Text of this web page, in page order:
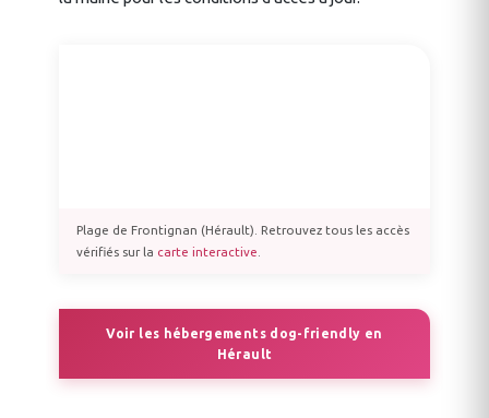
Plage de Frontignan (Hérault). Retrouvez tous les accès
vérifiés sur la carte interactive
Voir les hébergements dog-friendly en
Hérault